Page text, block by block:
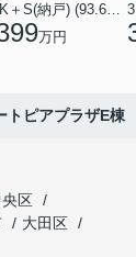
2LDK＋S(納戸) (93.60㎡)
万円
トピアプラザE棟
区
大田区